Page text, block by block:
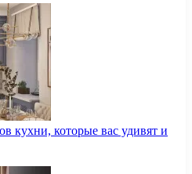
кухни, которые вас удивят и